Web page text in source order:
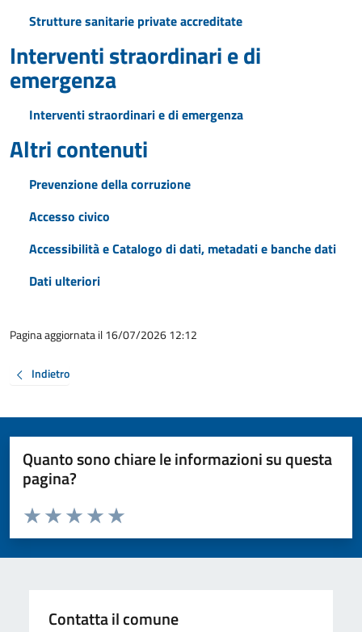
Strutture sanitarie private accreditate
Interventi straordinari e di
emergenza
Interventi straordinari e di emergenza
Altri contenuti
Prevenzione della corruzione
Accesso civico
Accessibilità e Catalogo di dati, metadati e banche dati
Dati ulteriori
Pagina aggiornata il 16/07/2026 12:12
Indietro
Quanto sono chiare le informazioni su questa
pagina?
Valuta da 1 a 5 stelle la pagina
Valuta 5 stelle su 5
Valuta 4 stelle su 5
Valuta 3 stelle su 5
Valuta 2 stelle su 5
Valuta 1 stelle su 5
Contatta il comune